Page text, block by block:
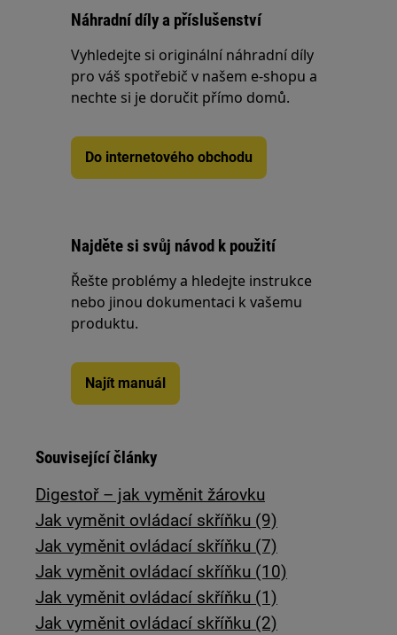
Náhradní díly a příslušenství
Vyhledejte si originální náhradní díly
pro váš spotřebič v našem e-shopu a
nechte si je doručit přímo domů.
Do internetového obchodu
Najděte si svůj návod k použití
Řešte problémy a hledejte instrukce
nebo jinou dokumentaci k vašemu
produktu.
Najít manuál
Související články
Digestoř – jak vyměnit žárovku
Jak vyměnit ovládací skříňku (9)
Jak vyměnit ovládací skříňku (7)
Jak vyměnit ovládací skříňku (10)
Jak vyměnit ovládací skříňku (1)
Jak vyměnit ovládací skříňku (2)